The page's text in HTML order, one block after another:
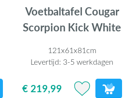
Voetbaltafel Cougar
Scorpion Kick White
121x61x81cm
Levertijd: 3-5 werkdagen
€ 219,99